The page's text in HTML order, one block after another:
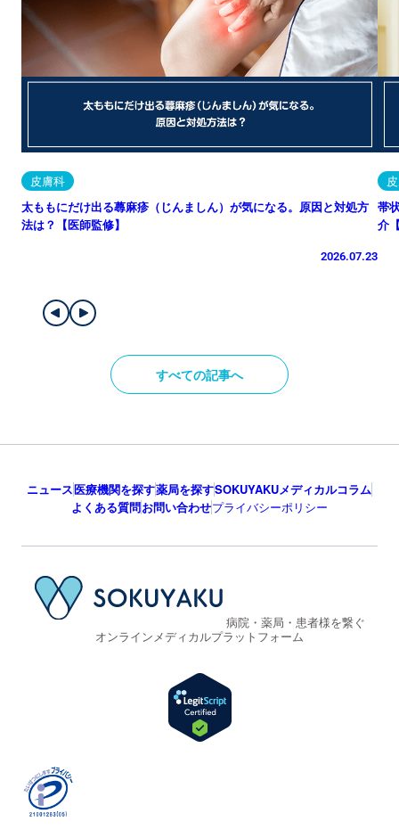
皮膚科
太ももにだけ出る蕁麻疹（じんましん）が気になる。原因と対処方
法は？【医師監修】
2026.07.23
帯
介
すべての記事へ
ニュース医療機関を探す薬局を探すSOKUYAKUメディカルコラム
よくある質問お問い合わせプライバシーポリシー
病院・薬局・患者様を繋ぐ
オンラインメディカルプラットフォーム